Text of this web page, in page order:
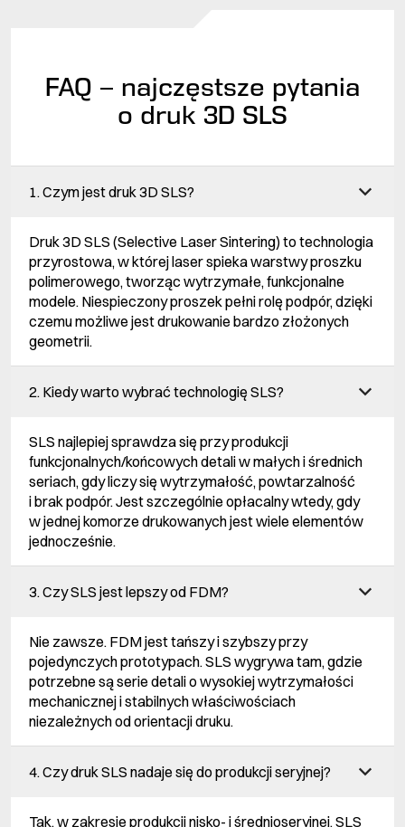
FAQ – najczęstsze pytania
o druk 3D SLS
1. Czym jest druk 3D SLS?
Druk 3D SLS (Selective Laser Sintering) to technologia
przyrostowa, w której laser spieka warstwy proszku
polimerowego, tworząc wytrzymałe, funkcjonalne
modele. Niespieczony proszek pełni rolę podpór, dzięki
czemu możliwe jest drukowanie bardzo złożonych
geometrii.
2. Kiedy warto wybrać technologię SLS?
SLS najlepiej sprawdza się przy produkcji
funkcjonalnych/końcowych detali w małych i średnich
seriach, gdy liczy się wytrzymałość, powtarzalność
i brak podpór. Jest szczególnie opłacalny wtedy, gdy
w jednej komorze drukowanych jest wiele elementów
jednocześnie.
3. Czy SLS jest lepszy od FDM?
Nie zawsze. FDM jest tańszy i szybszy przy
pojedynczych prototypach. SLS wygrywa tam, gdzie
potrzebne są serie detali o wysokiej wytrzymałości
mechanicznej i stabilnych właściwościach
niezależnych od orientacji druku.
4. Czy druk SLS nadaje się do produkcji seryjnej?
Tak, w zakresie produkcji nisko- i średnioseryjnej. SLS